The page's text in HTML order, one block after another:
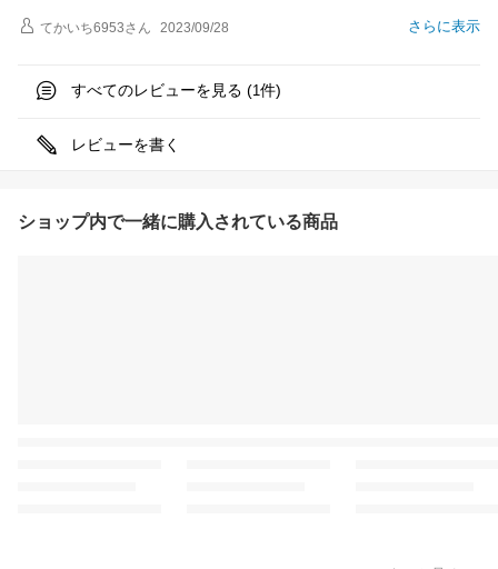
さらに表示
てかいち6953さん 2023/09/28
すべてのレビューを見る (1件)
レビューを書く
ショップ内で一緒に購入されている商品